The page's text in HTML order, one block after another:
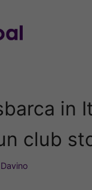
in
club